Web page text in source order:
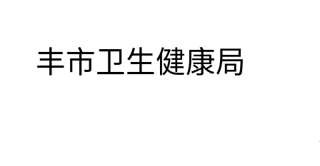
丰市卫生健康局